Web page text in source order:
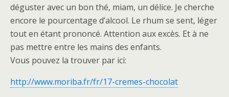
déguster avec un bon thé, miam, un délice. Je cherche
encore le pourcentage d’alcool. Le rhum se sent, léger
tout en étant prononcé. Attention aux excès. Et à ne
pas mettre entre les mains des enfants.
Vous pouvez la trouver par ici:
http://www.moriba.fr/fr/17-cremes-chocolat